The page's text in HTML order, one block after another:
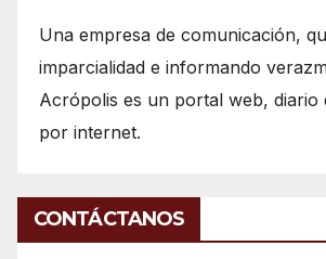
Una empresa de comunicación,
imparcialidad e informando
Acrópolis es un portal web, diario
por internet.
CONTÁCTANOS